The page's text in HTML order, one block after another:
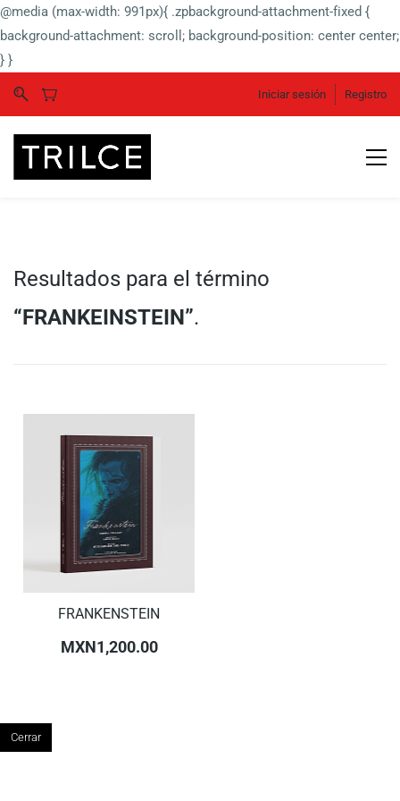
@media (max-width: 991px){ .zpbackground-attachment-fixed {
background-attachment: scroll; background-position: center center;
} }
Iniciar sesión Registro
Resultados para el término
“FRANKEINSTEIN”.
FRANKENSTEIN
MXN1,200.00
Cerrar